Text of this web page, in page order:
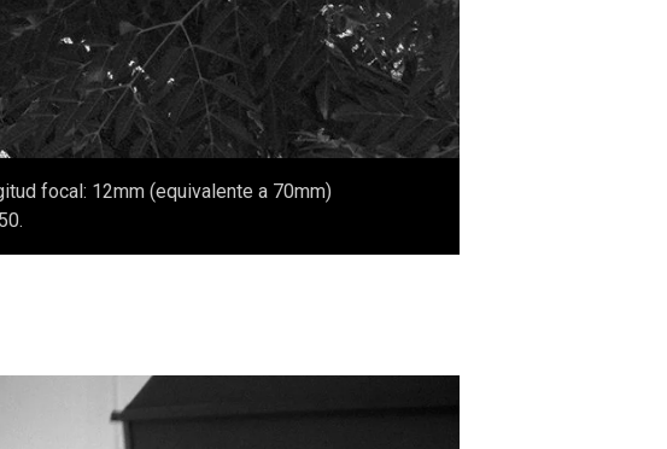
focal: 12mm (equivalente a 70mm)